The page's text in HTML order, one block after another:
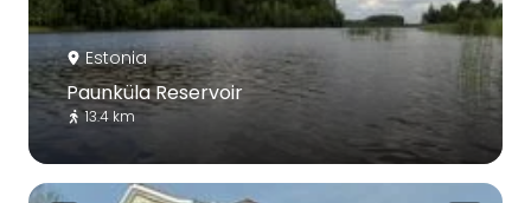
Estonia
Paunküla Reservoir
13.4 km